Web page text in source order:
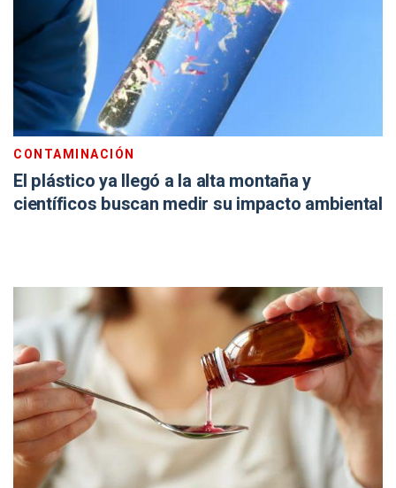
CONTAMINACIÓN
El plástico ya llegó a la alta montaña y
científicos buscan medir su impacto ambiental